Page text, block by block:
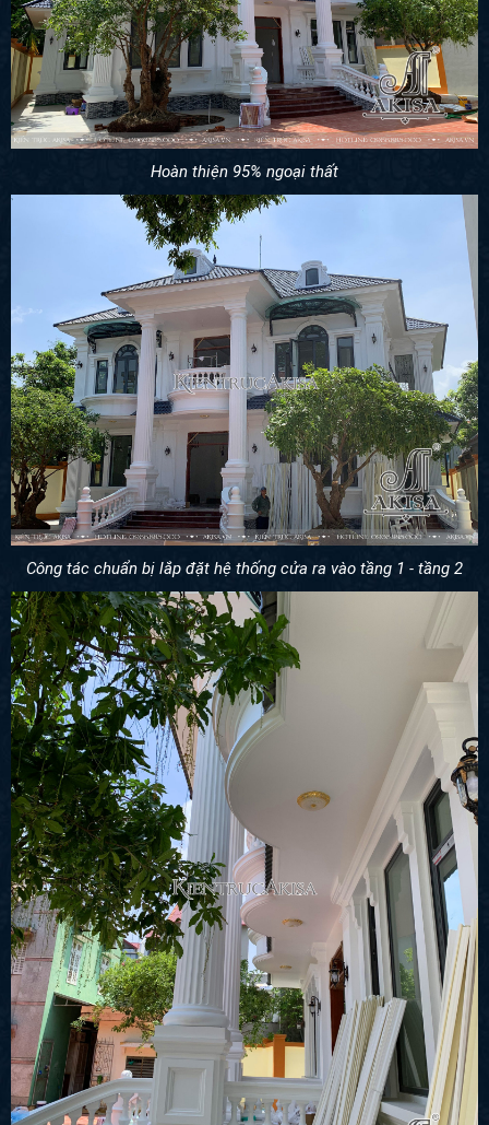
Hoàn thiện 95% ngoại thất
Công tác chuẩn bị lắp đặt hệ thống cửa ra vào tầng 1 - tầng 2